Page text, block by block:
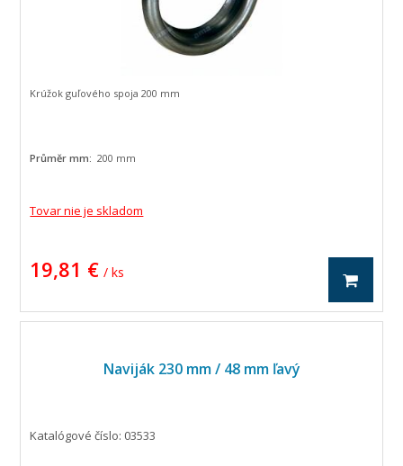
Tovar nie je skladom
19,81 € / ks
Krúžok guľového spoja 200 mm
Průměr mm:200 mm
Naviják 230 mm / 48 mm ľavý
Katalógové číslo: 03533